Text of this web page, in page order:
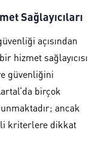
Sağlayıcıları
açısından
hizmet sağlayıcısı
güvenliğini
birçok
ancak
kriterlere dikkat